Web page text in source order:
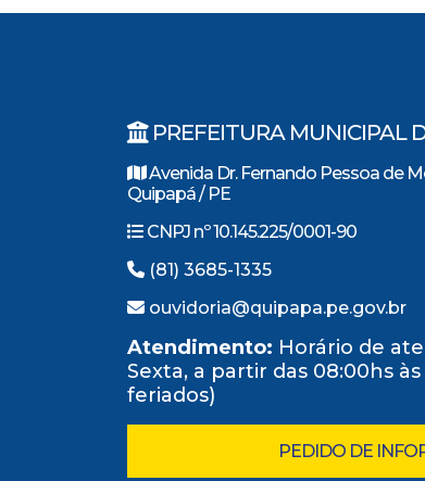
PREFEITURA MUNICIPAL
Avenida Dr. Fernando Pessoa de
Quipapá / PE
CNPJ nº 10.145.225/0001-90
(81) 3685-1335
ouvidoria@quipapa.pe.gov.br
Atendimento: Horário de
Sexta, a partir das 08:00hs
feriados)
PEDIDO DE